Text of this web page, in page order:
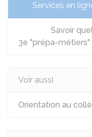
Services en
Savoir
3e "prépa-métiers"
Voir aussi
Orientation au